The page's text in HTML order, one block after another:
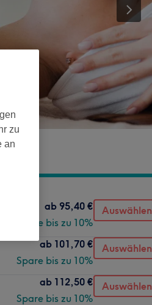
ab 95,40 €
Spare bis zu 10%
Auswählen
ab 101,70 €
Spare bis zu 10%
Auswählen
ab 112,50 €
Spare bis zu 10%
Auswählen
zu
an